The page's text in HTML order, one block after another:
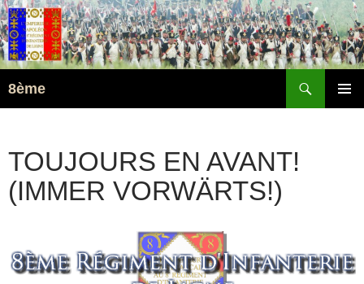
8ème
TOUJOURS EN AVANT!
(IMMER VORWÄRTS!)